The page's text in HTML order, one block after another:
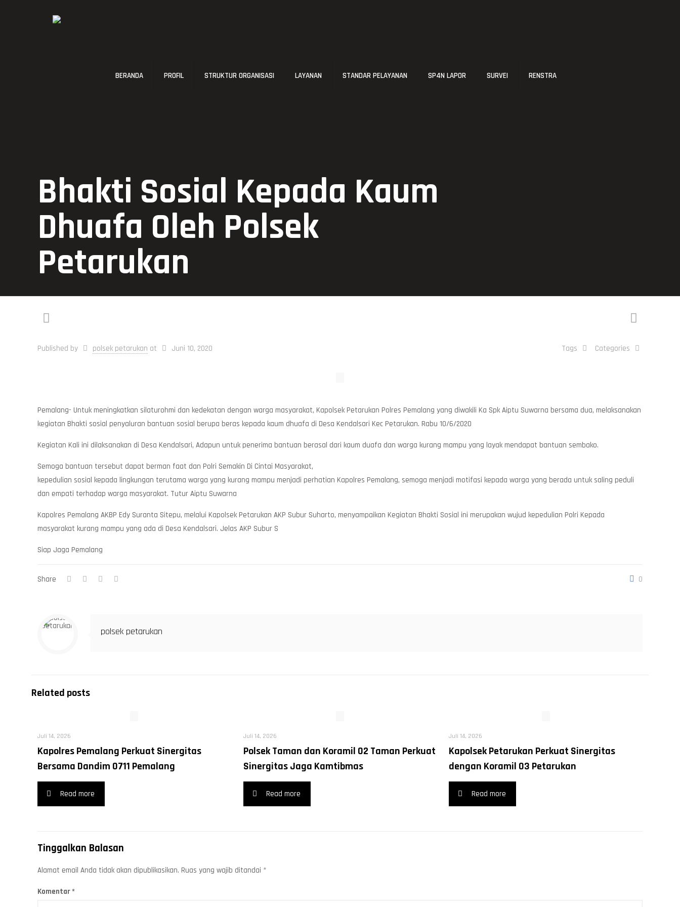
BERANDA PROFIL STRUKTUR ORGANISASI LAYANAN STANDAR PELAYANAN SP4N LAPOR SURVEI RENSTRA
Bhakti Sosial Kepada Kaum
Dhuafa Oleh Polsek
Petarukan
Published by polsek petarukan at Juni 10, 2020 Categories
Tags
Pemalang- Untuk meningkatkan silaturohmi dan kedekatan dengan warga masyarakat, Kapolsek Petarukan Polres Pemalang yang diwakili Ka Spk Aiptu Suwarna bersama dua, melaksanakan
kegiatan Bhakti sosial penyaluran bantuan sosial berupa beras kepada kaum dhuafa di Desa Kendalsari Kec Petarukan. Rabu 10/6/2020
Kegiatan Kali ini dilaksanakan di Desa Kendalsari, Adapun untuk penerima bantuan berasal dari kaum duafa dan warga kurang mampu yang layak mendapat bantuan sembako.
Semoga bantuan tersebut dapat berman faat dan Polri Semakin Di Cintai Masyarakat,
kepedulian sosial kepada lingkungan terutama warga yang kurang mampu menjadi perhatian Kapolres Pemalang, semoga menjadi motifasi kepada warga yang berada untuk saling peduli
dan empati terhadap warga masyarakat. Tutur Aiptu Suwarna
Kapolres Pemalang AKBP Edy Suranta Sitepu, melalui Kapolsek Petarukan AKP Subur Suharto, menyampaikan Kegiatan Bhakti Sosial ini merupakan wujud kepedulian Polri Kepada
masyarakat kurang mampu yang ada di Desa Kendalsari. Jelas AKP Subur S
Siap Jaga Pemalang
Share 0
polsek petarukan
Related posts
Juli 14, 2026
Kapolres Pemalang Perkuat Sinergitas
Bersama Dandim 0711 Pemalang
Read more
Juli 14, 2026
Polsek Taman dan Koramil 02 Taman Perkuat
Sinergitas Jaga Kamtibmas
Read more
Juli 14, 2026
Kapolsek Petarukan Perkuat Sinergitas
dengan Koramil 03 Petarukan
Read more
Tinggalkan Balasan
Alamat email Anda tidak akan dipublikasikan. Ruas yang wajib ditandai *
Komentar*